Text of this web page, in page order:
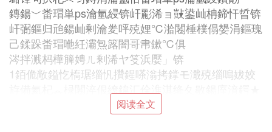
鏄鍚﹀畨瑁単ps瀹氫綅锛屽彲浠ョ敱鍙屾柟鍗忓晢锛
屽弻鏂归兘鍚屾剰瀹夎呯殑娌℃湁闂棰樸傝嫢涓鏂瑰
己鍒跺畨瑁咃紝灞炰簬闇哥帇鏉℃俱
涔拌溅杩樺簲娉ㄦ剰浠ヤ笅浜嬮」锛
1銆佹敞鎰忔槗琚缁忛攢鍟嗏滃拷鐣モ濈殑缁嗚妭姣
浜よ溅鏃堕棿杩濈害鍚庯紝鍙屾柟璐ｄ换鏄鍚﹀圭瓑
阅读全文